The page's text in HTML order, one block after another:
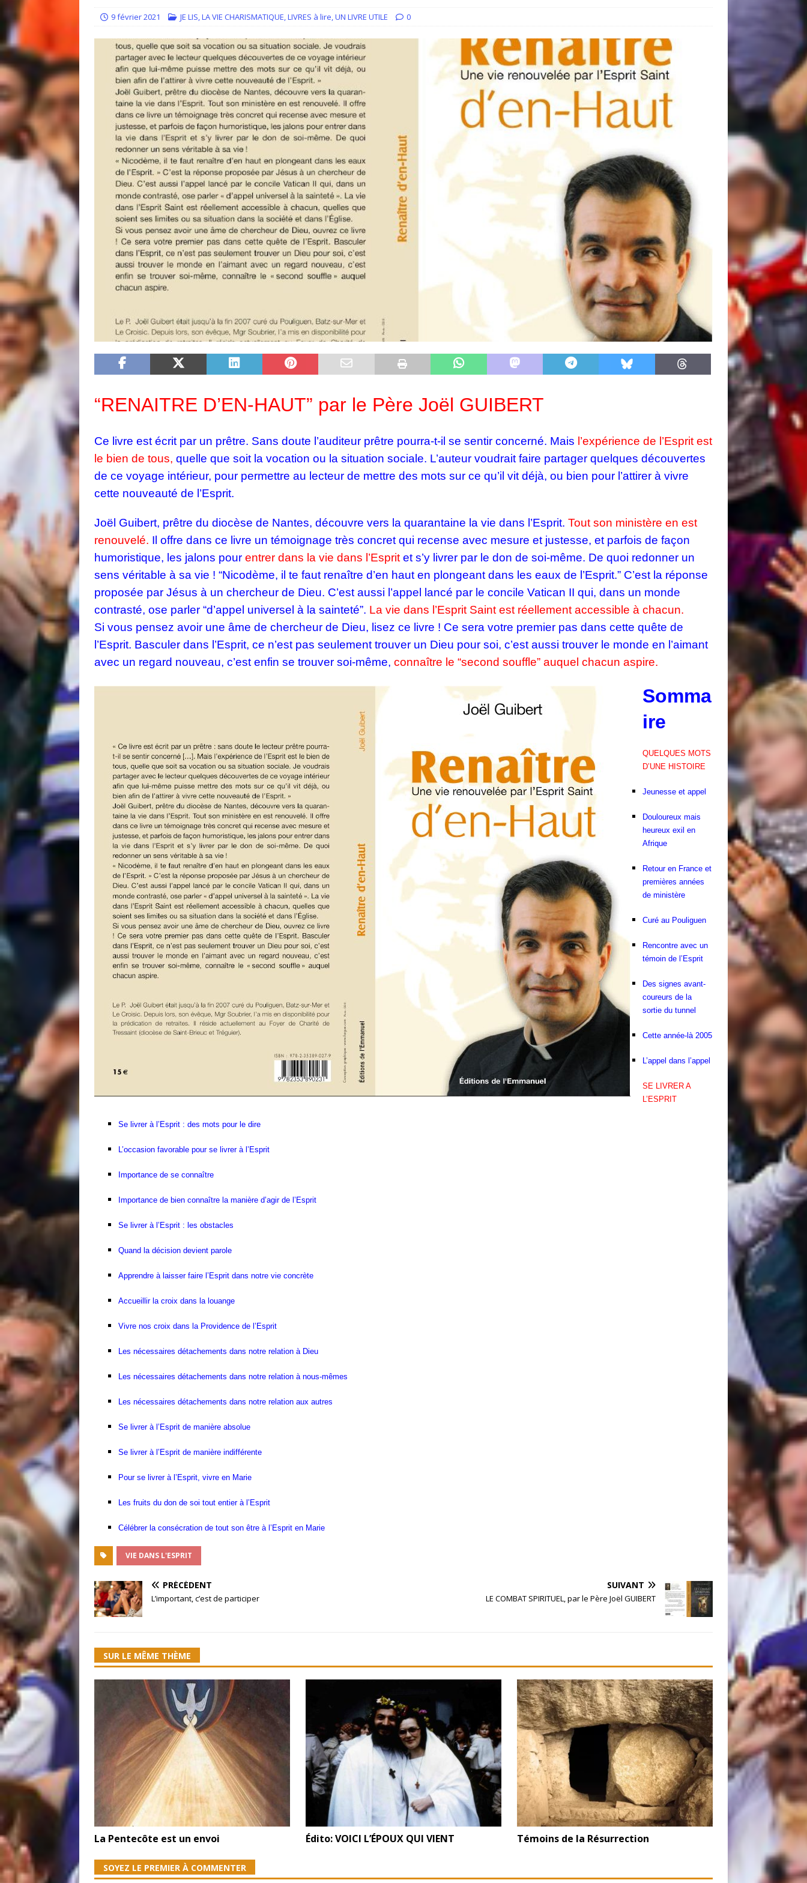
[ 14 juillet 2026 ] Quand la respiration devient prière
ACCUEIL
ACCUEIL
[ 30 juin 2026 ] Témoignage : “J’ai eu la grâce d’être visité par Dieu”
GUERISON, DELIVRANCE
[ 5 mai 2021 ] EDITO : Que votre joie soit parfaite ! Jn 15, 11 ACCOMPAGNEMENT SPIRITUEL
9 février 2021 JE LIS,LA VIE CHARISMATIQUE,LIVRES à lire,UN LIVRE UTILE 0
“RENAITRE D’EN-HAUT” par le Père Joël GUIBERT
Ce livre est écrit par un prêtre. Sans doute l’auditeur prêtre pourra-t-il se sentir concerné. Mais l’expérience de l’Esprit est
le bien de tous, quelle que soit la vocation ou la situation sociale. L’auteur voudrait faire partager quelques découvertes
de ce voyage intérieur, pour permettre au lecteur de mettre des mots sur ce qu’il vit déjà, ou bien pour l’attirer à vivre
cette nouveauté de l’Esprit.
Joël Guibert, prêtre du diocèse de Nantes, découvre vers la quarantaine la vie dans l’Esprit. Tout son ministère en est
renouvelé. Il offre dans ce livre un témoignage très concret qui recense avec mesure et justesse, et parfois de façon
humoristique, les jalons pour entrer dans la vie dans l’Esprit et s’y livrer par le don de soi-même. De quoi redonner un
sens véritable à sa vie ! “Nicodème, il te faut renaître d’en haut en plongeant dans les eaux de l’Esprit.” C’est la réponse
proposée par Jésus à un chercheur de Dieu. C’est aussi l’appel lancé par le concile Vatican II qui, dans un monde
contrasté, ose parler “d’appel universel à la sainteté”. La vie dans l’Esprit Saint est réellement accessible à chacun.
Si vous pensez avoir une âme de chercheur de Dieu, lisez ce livre ! Ce sera votre premier pas dans cette quête de
l’Esprit. Basculer dans l’Esprit, ce n’est pas seulement trouver un Dieu pour soi, c’est aussi trouver le monde en l’aimant
avec un regard nouveau, c’est enfin se trouver soi-même, connaître le “second souffle” auquel chacun aspire.
Somma
ire
QUELQUES MOTS
D’UNE HISTOIRE
Jeunesse et appel
Douloureux mais
heureux exil en
Afrique
Retour en France et
premières années
de ministère
Curé au Pouliguen
Rencontre avec un
témoin de l’Esprit
Des signes avant-
coureurs de la
sortie du tunnel
Cette année-là 2005
L’appel dans l’appel
SE LIVRER A
L’ESPRIT
Se livrer à l’Esprit : des mots pour le dire
L’occasion favorable pour se livrer à l’Esprit
Importance de se connaître
Importance de bien connaître la manière d’agir de l’Esprit
Se livrer à l’Esprit : les obstacles
Quand la décision devient parole
Apprendre à laisser faire l’Esprit dans notre vie concrète
Accueillir la croix dans la louange
Vivre nos croix dans la Providence de l’Esprit
Les nécessaires détachements dans notre relation à Dieu
Les nécessaires détachements dans notre relation à nous-mêmes
Les nécessaires détachements dans notre relation aux autres
Se livrer à l’Esprit de manière absolue
Se livrer à l’Esprit de manière indifférente
Pour se livrer à l’Esprit, vivre en Marie
Les fruits du don de soi tout entier à l’Esprit
Célébrer la consécration de tout son être à l’Esprit en Marie
VIE DANS L'ESPRIT
PRÉCÉDENT
L’important, c’est de participer
SUIVANT
LE COMBAT SPIRITUEL, par le Père Joël GUIBERT
SUR LE MÊME THÈME
La Pentecôte est un envoi Édito: VOICI L’ÉPOUX QUI VIENT Témoins de la Résurrection
SOYEZ LE PREMIER À COMMENTER